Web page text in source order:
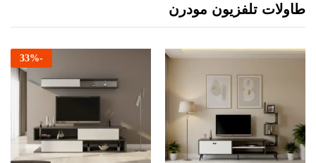
طاولات تلفزيون مودرن
-
33%